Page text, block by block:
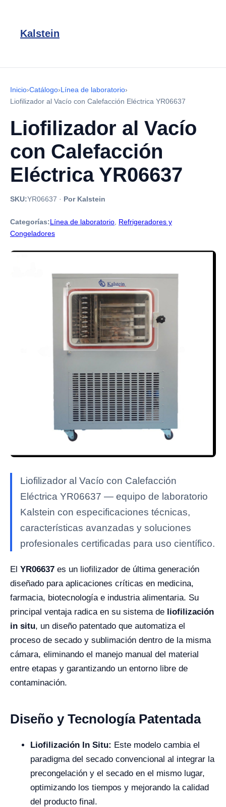
Kalstein
Inicio›Catálogo›Línea de laboratorio›
Liofilizador al Vacío con Calefacción Eléctrica YR06637
Liofilizador al Vacío
con Calefacción
Eléctrica YR06637
SKU:YR06637 · Por Kalstein
Categorías:Línea de laboratorio Refrigeradores y
Congeladores
Liofilizador al Vacío con Calefacción
Eléctrica YR06637 — equipo de laboratorio
Kalstein con especificaciones técnicas,
características avanzadas y soluciones
profesionales certificadas para uso científico.
El YR06637 es un liofilizador de última generación
diseñado para aplicaciones críticas en medicina,
farmacia, biotecnología e industria alimentaria. Su
principal ventaja radica en su sistema de liofilización
in situ, un diseño patentado que automatiza el
proceso de secado y sublimación dentro de la misma
cámara, eliminando el manejo manual del material
entre etapas y garantizando un entorno libre de
contaminación.
Diseño y Tecnología Patentada
Liofilización In Situ: Este modelo cambia el
paradigma del secado convencional al integrar la
precongelación y el secado en el mismo lugar,
optimizando los tiempos y mejorando la calidad
del producto final.